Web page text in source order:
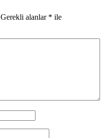
Gerekli alanlar * ile